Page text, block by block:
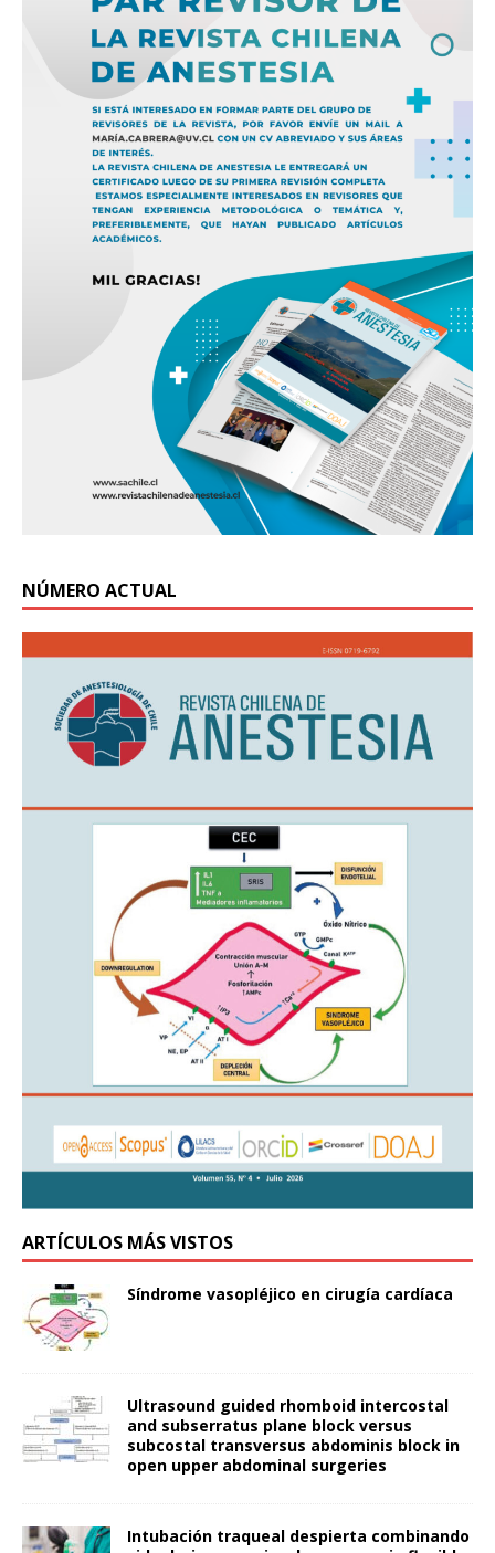
NÚMERO ACTUAL
ARTÍCULOS MÁS VISTOS
Síndrome vasopléjico en cirugía cardíaca
Ultrasound guided rhomboid intercostal
and subserratus plane block versus
subcostal transversus abdominis block in
open upper abdominal surgeries
Intubación traqueal despierta combinando